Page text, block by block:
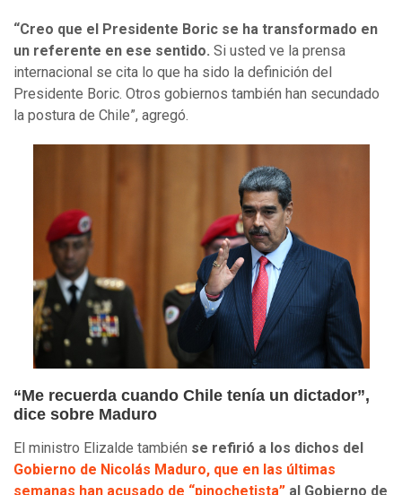
“Creo que el Presidente Boric se ha transformado en
un referente en ese sentido. Si usted ve la prensa
internacional se cita lo que ha sido la definición del
Presidente Boric. Otros gobiernos también han secundado
la postura de Chile”, agregó.
“Me recuerda cuando Chile tenía un dictador”,
dice sobre Maduro
El ministro Elizalde también se refirió a los dichos del
Gobierno de Nicolás Maduro, que en las últimas
semanas han acusado de “pinochetista” al Gobierno de